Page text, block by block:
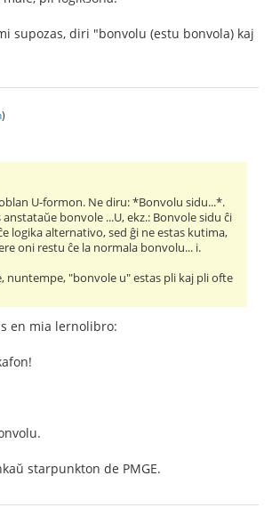
supozas, diri "bonvolu (estu bonvola) kaj
)
U-formon. Ne diru: *Bonvolu sidu...*.
bonvole ...U, ekz.: Bonvole sidu ĉi
logika alternativo, sed ĝi ne estas kutima,
oni restu ĉe la normala bonvolu... i.
nuntempe, "bonvole u" estas pli kaj pli ofte
en mia lernolibro:
starpunkton de PMGE.